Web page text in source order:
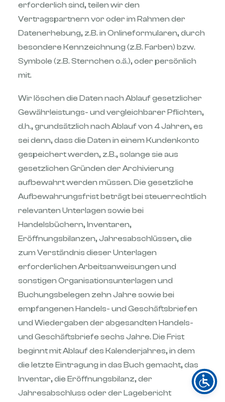
erforderlich sind, teilen wir den
Vertragspartnern vor oder im Rahmen der
Datenerhebung, z.B. in Onlineformularen, durch
besondere Kennzeichnung (z.B. Farben) bzw.
Symbole (z.B. Sternchen o.ä.), oder persönlich
mit.
Wir löschen die Daten nach Ablauf gesetzlicher
Gewährleistungs- und vergleichbarer Pflichten,
d.h., grundsätzlich nach Ablauf von 4 Jahren, es
sei denn, dass die Daten in einem Kundenkonto
gespeichert werden, z.B., solange sie aus
gesetzlichen Gründen der Archivierung
aufbewahrt werden müssen. Die gesetzliche
Aufbewahrungsfrist beträgt bei steuerrechtlich
relevanten Unterlagen sowie bei
Handelsbüchern, Inventaren,
Eröffnungsbilanzen, Jahresabschlüssen, die
zum Verständnis dieser Unterlagen
erforderlichen Arbeitsanweisungen und
sonstigen Organisationsunterlagen und
Buchungsbelegen zehn Jahre sowie bei
empfangenen Handels- und Geschäftsbriefen
und Wiedergaben der abgesandten Handels-
und Geschäftsbriefe sechs Jahre. Die Frist
beginnt mit Ablauf des Kalenderjahres, in dem
die letzte Eintragung in das Buch gemacht, das
Inventar, die Eröffnungsbilanz, der
Jahresabschluss oder der Lagebericht